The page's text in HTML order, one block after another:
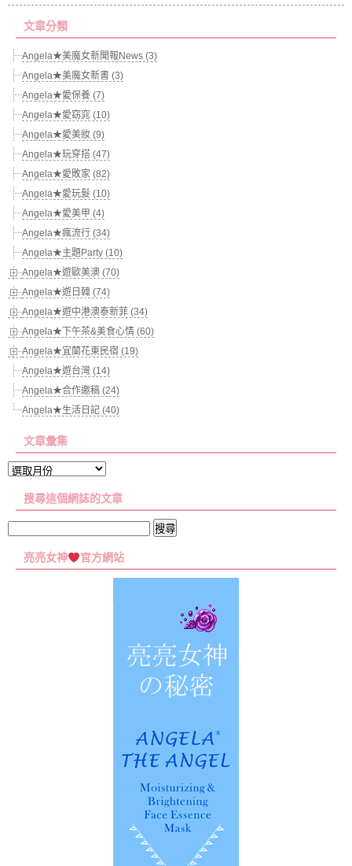
文章分類
Angela★美魔女新聞報News (3)
Angela★美魔女新書 (3)
Angela★愛保養 (7)
Angela★愛窈窕 (10)
Angela★愛美妝 (9)
Angela★玩穿搭 (47)
Angela★愛敗家 (82)
Angela★愛玩髮 (10)
Angela★愛美甲 (4)
Angela★瘋流行 (34)
Angela★主題Party (10)
Angela★遊歐美澳 (70)
Angela★遊日韓 (74)
Angela★遊中港澳泰新菲 (34)
Angela★下午茶&美食心情 (60)
Angela★宜蘭花東民宿 (19)
Angela★遊台灣 (14)
Angela★合作邀稿 (24)
Angela★生活日記 (40)
文章彙集
文
彙
搜尋這個網誌的文章
關
亮亮女神 官方網站